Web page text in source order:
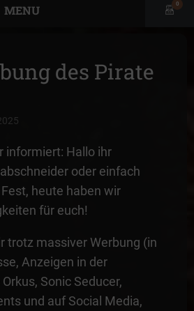
MENU
View
0
des Pirate
informiert: Hallo ihr
oder einfach
heute haben wir
für euch!
trotz massiver Werbung (in
Anzeigen in der
Sonic Seducer,
und auf Social Media,